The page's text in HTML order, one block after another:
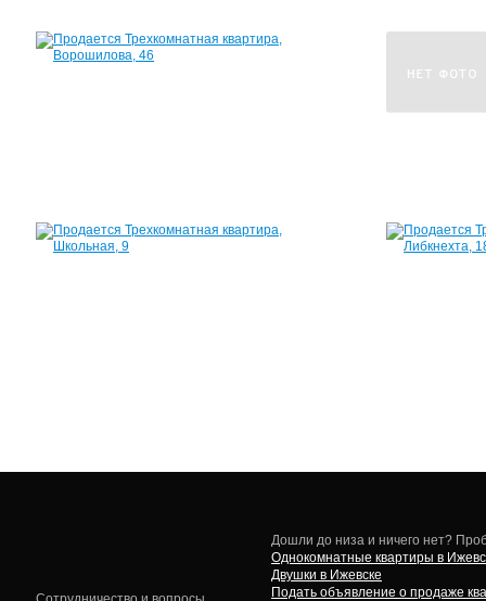
Квартира,
Школьная,
Дошли до низа и ничего нет?
Однокомнатные квартиры в
Двушки в Ижевске
Подать объявление о продаже